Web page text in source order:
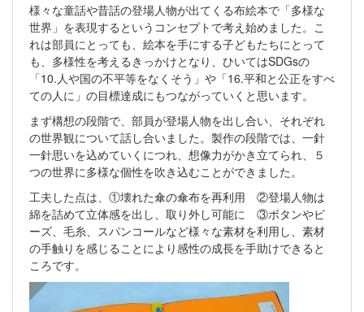
様々な童話や昔話の登場人物が出てくる布絵本で「多様な
世界」を表現するというコンセプトで考え始めました。こ
れは部員にとっても、絵本を手にする子どもたちにとって
も、多様性を考えるきっかけとなり、ひいてはSDGsの
「10.人や国の不平等をなくそう」や「16.平和と公正をすべ
ての人に」の目標達成にもつながっていくと思います。
まず構想の段階で、部員が登場人物を出し合い、それぞれ
の世界観について話し合いました。製作の段階では、一針
一針思いを込めていくにつれ、想像力がかき立てられ、５
つの世界に多様な個性を吹き込むことができました。
工夫した点は、①壊れた傘の傘布を再利用 ②登場人物は
綿を詰めて立体感を出し、取り外し可能に ③ボタンやビ
ーズ、毛糸、スパンコールなど様々な素材を利用し、素材
の手触りを感じることにより感性の成長を手助けできると
ころです。